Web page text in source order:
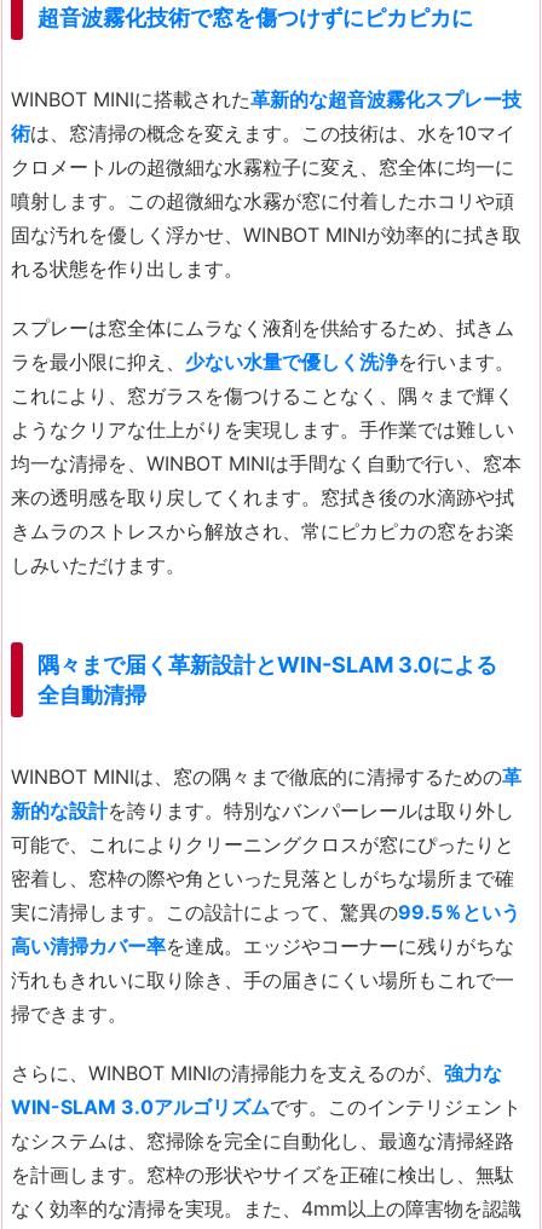
超音波霧化技術で窓を傷つけずにピカピカに
WINBOT MINIに搭載された革新的な超音波霧化スプレー技
術は、窓清掃の概念を変えます。この技術は、水を10マイ
クロメートルの超微細な水霧粒子に変え、窓全体に均一に
噴射します。この超微細な水霧が窓に付着したホコリや頑
固な汚れを優しく浮かせ、WINBOT MINIが効率的に拭き取
れる状態を作り出します。
スプレーは窓全体にムラなく液剤を供給するため、拭きム
ラを最小限に抑え、 少ない水量で優しく洗浄を行います。
これにより、窓ガラスを傷つけることなく、隅々まで輝く
ようなクリアな仕上がりを実現します。手作業では難しい
均一な清掃を、WINBOT MINIは手間なく自動で行い、窓本
来の透明感を取り戻してくれます。窓拭き後の水滴跡や拭
きムラのストレスから解放され、常にピカピカの窓をお楽
しみいただけます。
隅々まで届く革新設計とWIN-SLAM 3.0による
全自動清掃
WINBOT MINIは、窓の隅々まで徹底的に清掃するための革
新的な設計を誇ります。特別なバンパーレールは取り外し
可能で、これによりクリーニングクロスが窓にぴったりと
密着し、窓枠の際や角といった見落としがちな場所まで確
実に清掃します。この設計によって、驚異の99.5％という
高い清掃カバー率を達成。エッジやコーナーに残りがちな
汚れもきれいに取り除き、手の届きにくい場所もこれで一
掃できます。
さらに、WINBOT MINIの清掃能力を支えるのが、 強力な
WIN-SLAM 3.0アルゴリズムです。このインテリジェント
なシステムは、窓掃除を完全に自動化し、最適な清掃経路
を計画します。窓枠の形状やサイズを正確に検出し、無駄
なく効率的な清掃を実現。また、4mm以上の障害物を認識